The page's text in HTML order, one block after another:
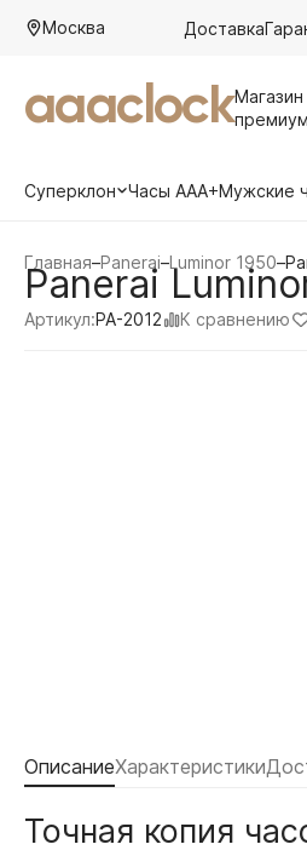
Москва Доставка
aaaclock
Суперклон Часы AAA+Мужские
Главная–Panerai–Luminor 1950–
Panerai
Артикул:PA-2012 К сравнению
ОписаниеХарактеристики
Точная копия